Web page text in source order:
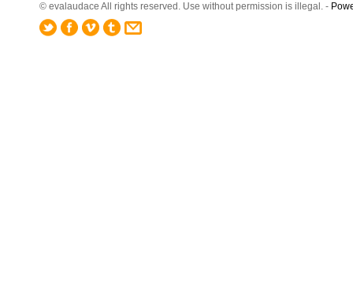
© evalaudace All rights reserved. Use without permission is illegal. -